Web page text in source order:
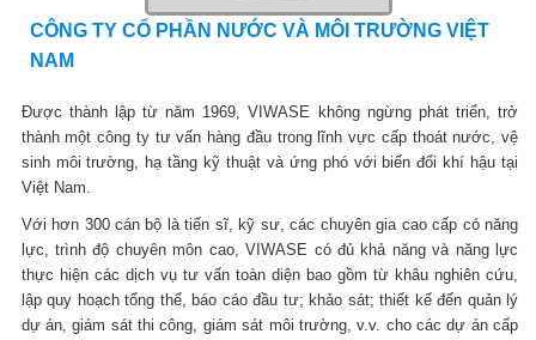
CÔNG TY CỔ PHẦN NƯỚC VÀ MÔI TRƯỜNG VIỆT
NAM
Được thành lập từ năm 1969, VIWASE không ngừng phát triển, trở
thành một công ty tư vấn hàng đầu trong lĩnh vực cấp thoát nước, vệ
sinh môi trường, hạ tầng kỹ thuật và ứng phó với biến đổi khí hậu tại
Việt Nam.
Với hơn 300 cán bộ là tiến sĩ, kỹ sư, các chuyên gia cao cấp có năng
lực, trình độ chuyên môn cao, VIWASE có đủ khả năng và năng lực
thực hiện các dịch vụ tư vấn toàn diện bao gồm từ khâu nghiên cứu,
lập quy hoạch tổng thể, báo cáo đầu tư; khảo sát; thiết kế đến quản lý
dự án, giám sát thi công, giám sát môi trường, v.v. cho các dự án cấp